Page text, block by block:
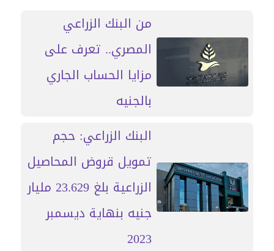
من البنك الزراعي
المصري.. تعرف على
مزايا الحساب الجاري
بالجنيه
البنك الزراعي: حجم
تمويل قروض المحاصيل
الزراعية بلغ 23.629 مليار
جنيه بنهاية ديسمبر
2023